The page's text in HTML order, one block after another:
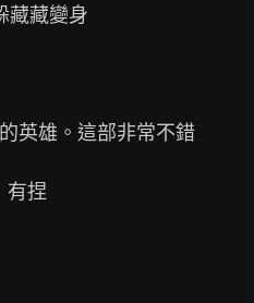
藏藏變身